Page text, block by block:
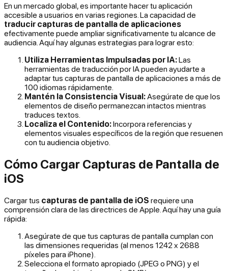
En un mercado global, es importante hacer tu aplicación
accesible a usuarios en varias regiones. La capacidad de
traducir capturas de pantalla de aplicaciones
efectivamente puede ampliar significativamente tu alcance de
audiencia. Aquí hay algunas estrategias para lograr esto:
Utiliza Herramientas Impulsadas por IA:Las
herramientas de traducción por IA pueden ayudarte a
adaptar tus capturas de pantalla de aplicaciones a más de
100 idiomas rápidamente.
Mantén la Consistencia Visual:Asegúrate de que los
elementos de diseño permanezcan intactos mientras
traduces textos.
Localiza el Contenido:Incorpora referencias y
elementos visuales específicos de la región que resuenen
con tu audiencia objetivo.
Cómo Cargar Capturas de Pantalla de
iOS
Cargar tus capturas de pantalla de iOS requiere una
comprensión clara de las directrices de Apple. Aquí hay una guía
rápida:
Asegúrate de que tus capturas de pantalla cumplan con
las dimensiones requeridas (al menos 1242 x 2688
píxeles para iPhone).
Selecciona el formato apropiado (JPEG o PNG) y el